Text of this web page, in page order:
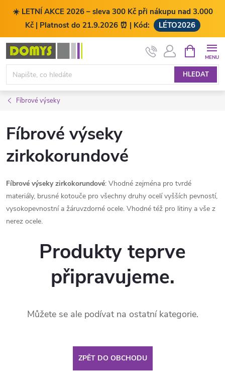
☀️ LETNÍ AKCE 2026 – sleva 300 Kč při nákupu nad 3.000
Kč | Platnost do 21.9.2026 ⏰ | Kód:
LÉTO2026
Přejít
obsah
HLEDAT
NÁKUPNÍ
KOŠÍK
Fíbrové výseky
Fíbrové výseky
zirkokorundové
Fíbrové výseky zirkokorundové: Vhodné zejména pro tvrdé
materiály, brusné kotouče pro všechny druhy ocelí vyšších pevností,
vysokopevnostní a žáruvzdorné ocele. Vhodné též pro litiny a vše z
nerez ocele.
Produkty teprve
připravujeme.
Můžete se ale podívat na ostatní kategorie.
ZPĚT DO OBCHODU